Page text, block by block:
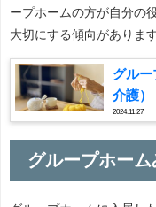
ープホームの方が自分の
大切にする傾向がありま
グルー
介護）
2024.11.27
グループホー